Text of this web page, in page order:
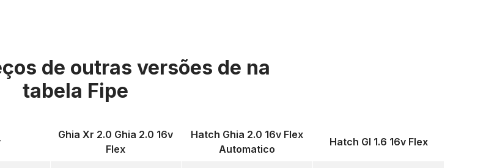
de outras versões de na
tabela Fipe
Ghia Xr 2.0 Ghia 2.0 16v
Flex
Hatch Ghia 2.0 16v Flex
Automatico
Hatch Gl 1.6 16v Flex